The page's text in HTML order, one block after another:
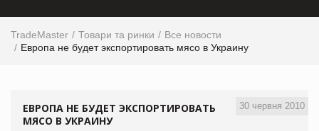
TradeMaster Товари та ринки
Все новости
Европа не будет экспортировать мясо в Украину
30 червня 2010
ЕВРОПА НЕ БУДЕТ ЭКСПОРТИРОВАТЬ
МЯСО В УКРАИНУ